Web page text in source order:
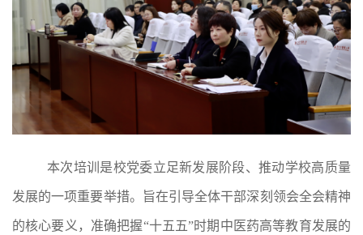
本次培训是校党委立足新发展阶段、推动学校高质量
发展的一项重要举措。旨在引导全体干部深刻领会全会精神
的核心要义，准确把握“十五五”时期中医药高等教育发展的